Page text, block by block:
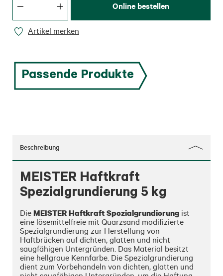
Online bestellen
Artikel merken
Passende Produkte
Beschreibung
MEISTER Haftkraft
Spezialgrundierung 5 kg
Die MEISTER Haftkraft Spezialgrundierung ist
eine lösemittelfreie mit Quarzsand modifizierte
Spezialgrundierung zur Herstellung von
Haftbrücken auf dichten, glatten und nicht
saugfähigen Untergründen. Das Material besitzt
eine hellgraue Kennfarbe. Die Spezialgrundierung
dient zum Vorbehandeln von dichten, glatten und